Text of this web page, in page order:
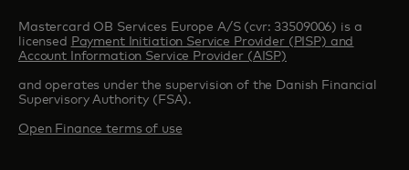
Mastercard OB Services Europe A/S (cvr: 33509006) is a
licensed Payment Initiation Service Provider (PISP) and
Account Information Service Provider (AISP)
and operates under the supervision of the Danish Financial
Supervisory Authority (FSA).
Open Finance terms of use